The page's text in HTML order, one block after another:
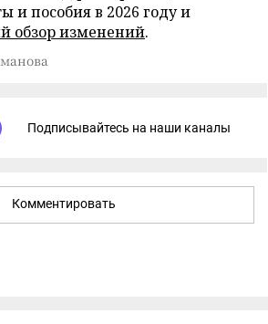
и пособия в 2026 году и
обзор изменений.
Подписывайтесь на наши каналы
Комментировать